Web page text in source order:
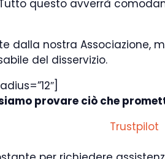
questo avverrà
dalla nostra Associazione,
del disservizio.
provare ciò che
Trustpilot